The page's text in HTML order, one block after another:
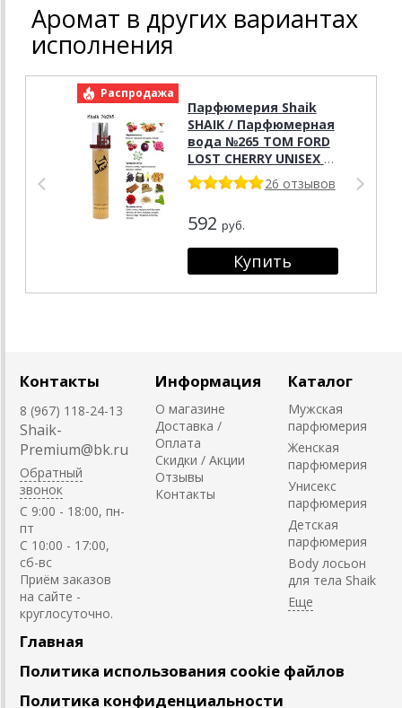
Аромат в других вариантах
исполнения
Распродажа
Парфюмерия Shaik
SHAIK / Парфюмерная
вода №265 TOM FORD
LOST CHERRY UNISEX 20
мл.
26 отзывов
592 руб.
Контакты
8 (967) 118-24-13
Shaik-
Premium@bk.ru
Обратный
звонок
C 9:00 - 18:00, пн-
пт
С 10:00 - 17:00,
сб-вс
Приём заказов
на сайте -
круглосуточно.
Информация
О магазине
Доставка /
Оплата
Скидки / Акции
Отзывы
Контакты
Каталог
Мужская
парфюмерия
Женская
парфюмерия
Унисекс
парфюмерия
Детская
парфюмерия
Body лосьон
для тела Shaik
Главная
Политика использования cookie файлов
Политика конфиденциальности